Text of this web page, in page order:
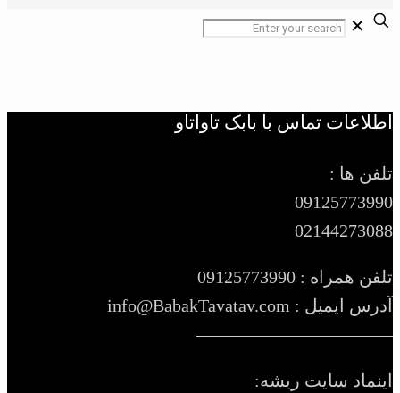
✕
اطلاعات تماس با بابک تاواتاو
تلفن ها :
09125773990
02144273088
تلفن همراه : 09125773990
آدرس ایمیل : info@BabakTavatav.com
———————————
اینماد سایت ریشه: